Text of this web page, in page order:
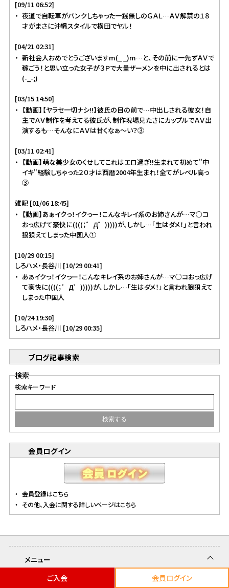
[09/11 06:52]
夜道で自転車がパンクしちゃった一銭無しのＧＡＬ…ＡＶ解禁の１８
才がまさに沖縄スタイルで横田でヤル！
[04/21 02:31]
新社会人おめでとうございますm(_ _)m…と、その前に一先ずＡＶで
稼ごう！と思い立った女子が３Ｐで大量ザーメンを中に出されるとは
(-_-;)
[03/15 14:50]
【動画】【ヤラセ一切ナシ!!】彼氏の目の前で…中出しされる彼女！自
主でＡＶ制作を考えてる彼氏が、制作現場見たさにカップルでＡＶ出
演するも…そんなにＡＶは甘くなぁ～い？③
[03/11 02:41]
【動画】萌な美少女のくせしてこれはエロ過ぎ!!生まれて初めて"中
イキ"経験しちゃった２０才は西暦2004年生まれ！全てがレベル高っ
③
雑記 [01/06 18:45]
【動画】あぁイクっ！イクっー！こんなキレイ系のお姉さんが…マ○コ
おっ広げて豪快に((((；゜Д゜)))))が、しかし…「生はダメ！」と言われ
狼狽えてしまった中国人①
[10/29 00:15]
しろハメ・長谷川 [10/29 00:41]
あぁイクっ！イクっー！こんなキレイ系のお姉さんが…マ○コおっ広げ
て豪快に((((；゜Д゜)))))が、しかし…「生はダメ！」と言われ狼狽えて
しまった中国人
[10/24 19:30]
しろハメ・長谷川 [10/29 00:35]
ブログ記事検索
検索
検索キーワード
会員ログイン
会員登録はこちら
その他、入会に関する詳しいページはこちら
メニュー
トップページ
ご入会 会員ログイン